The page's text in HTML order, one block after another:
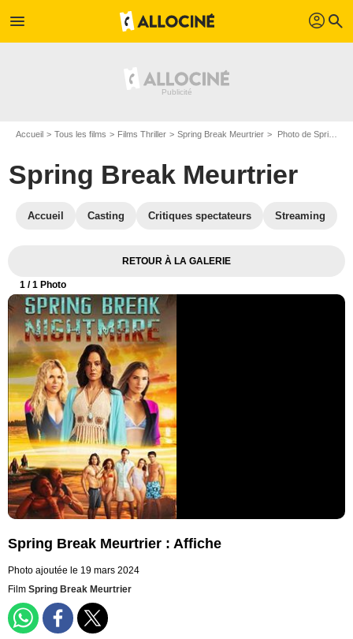
menu profil search
Accueil Tous les films Films Thriller Spring Break Meurtrier Photo de Spring Break Meurtrier - Photo 1
Spring Break Meurtrier
Accueil Casting Critiques spectateurs Streaming
RETOUR À LA GALERIE
1 / 1 Photo
Spring Break Meurtrier : Affiche
Photo ajoutée le 19 mars 2024
Film Spring Break Meurtrier